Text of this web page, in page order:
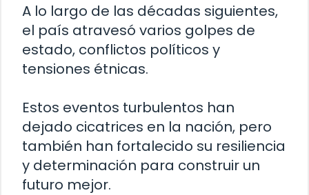
A lo largo de las décadas siguientes,
el país atravesó varios golpes de
estado, conflictos políticos y
tensiones étnicas.
Estos eventos turbulentos han
dejado cicatrices en la nación, pero
también han fortalecido su resiliencia
y determinación para construir un
futuro mejor.